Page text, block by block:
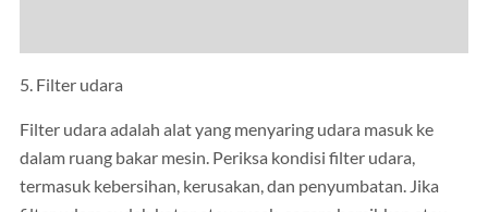
5. Filter udara
Filter udara adalah alat yang menyaring udara masuk ke
dalam ruang bakar mesin. Periksa kondisi filter udara,
termasuk kebersihan, kerusakan, dan penyumbatan. Jika